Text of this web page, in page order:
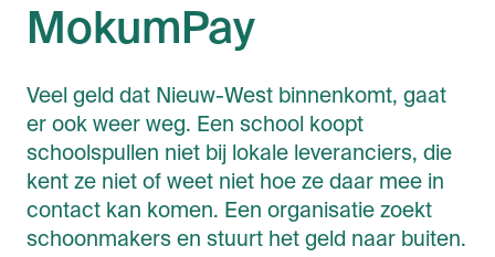
MokumPay
Veel geld dat Nieuw-West binnenkomt, gaat
er ook weer weg. Een school koopt
schoolspullen niet bij lokale leveranciers, die
kent ze niet of weet niet hoe ze daar mee in
contact kan komen. Een organisatie zoekt
schoonmakers en stuurt het geld naar buiten.